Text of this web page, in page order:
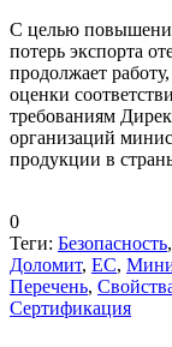
С целью
потерь экспорта
продолжает
оценки
требованиям
организаций
продукции в
0
Теги: Безопасность,
Доломит, ЕС,
Перечень,
Сертификация